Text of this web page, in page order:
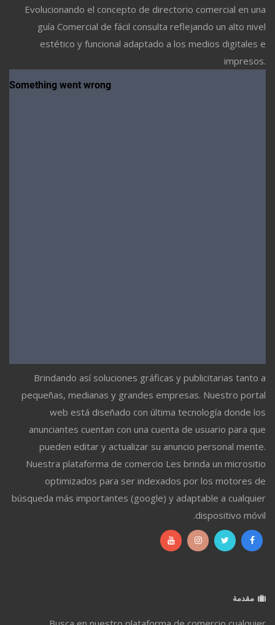
Evolucionando el concepto de directorio comercial en una
guía Comercial de fácil consulta reflejando un alto nivel
estético y funcional adaptado a los medios digitales e
impresos.
Brindando así soluciones gráficas y publicitarias tanto a
pequeñas, medianas y grandes empresas. Nuestro portal
web está diseñado con última tecnología donde los
anunciantes cuentan con una cuenta de usuario para que
pueden editar y actualizar su anuncio personal mente.
Nuestra plataforma de comercio Les brinda un micrositio
optimizados para ser indexados por los motores de
búsqueda más importantes (google) y adaptable a cualquier
dispositivo móvil.
مقدمة